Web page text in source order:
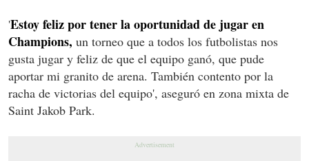
'Estoy feliz por tener la oportunidad de jugar en
Champions, un torneo que a todos los futbolistas nos
gusta jugar y feliz de que el equipo ganó, que pude
aportar mi granito de arena. También contento por la
racha de victorias del equipo', aseguró en zona mixta de
Saint Jakob Park.